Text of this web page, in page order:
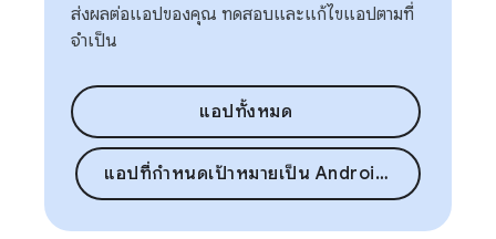
ส่งผลต่อแอปของคุณ ทดสอบและแก้ไขแอปตามที่
จำเป็น
แอปทั้งหมด
แอปที่กำหนดเป้าหมายเป็น Android 14